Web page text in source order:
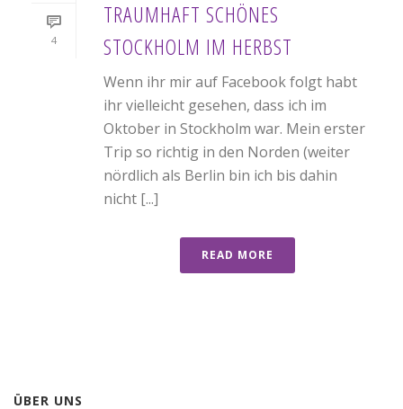
4
TRAUMHAFT SCHÖNES
STOCKHOLM IM HERBST
Wenn ihr mir auf Facebook folgt habt
ihr vielleicht gesehen, dass ich im
Oktober in Stockholm war. Mein erster
Trip so richtig in den Norden (weiter
nördlich als Berlin bin ich bis dahin
nicht [...]
READ MORE
ÜBER UNS